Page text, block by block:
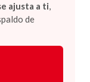
ajusta a ti,
de